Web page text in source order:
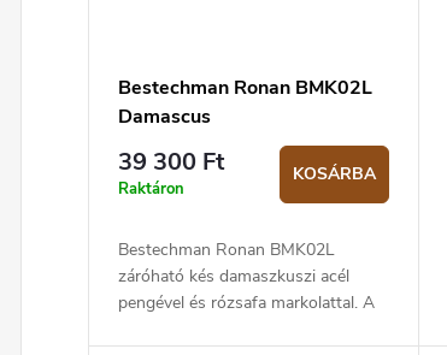
Bestechman Ronan BMK02L
Damascus
39 300 Ft
Raktáron
KOSÁRBA
Bestechman Ronan BMK02L
záróható kés damaszkuszi acél
pengével és rózsafa markolattal. A